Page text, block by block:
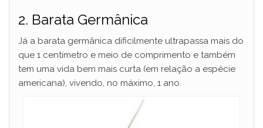
2. Barata Germânica
Já a barata germânica dificilmente ultrapassa mais do
que 1 centímetro e meio de comprimento e também
tem uma vida bem mais curta (em relação a espécie
americana), vivendo, no máximo, 1 ano.